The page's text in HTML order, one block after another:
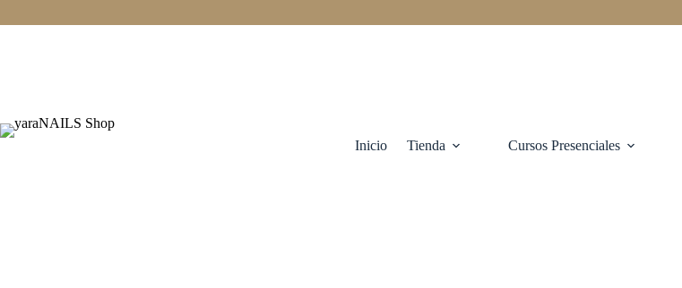
al
Inicio Tienda Cursos Presenciales